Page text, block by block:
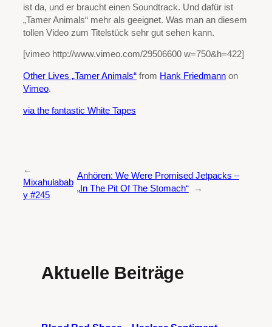
ist da, und er braucht einen Soundtrack. Und dafür ist
„Tamer Animals“ mehr als geeignet. Was man an diesem
tollen Video zum Titelstück sehr gut sehen kann.
[vimeo http://www.vimeo.com/29506600 w=750&h=422]
Other Lives „Tamer Animals“ from Hank Friedmann on
Vimeo.
via the fantastic White Tapes
←
Mixahulabab
y #245
Anhören: We Were Promised Jetpacks –
„In The Pit Of The Stomach“
→
Aktuelle Beiträge